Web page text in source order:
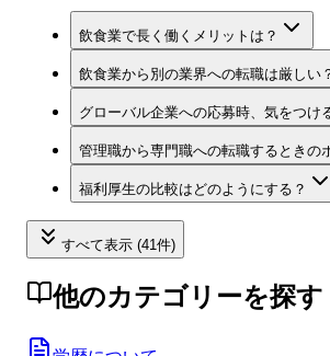
飲食業で長く働くメリットは？
飲食業から別の業界への転職は厳しい
グローバル企業への応募時、気をつけ
管理職から専門職への転職するときの
福利厚生の比較はどのようにする？
すべて表示 (41件)
他のカテゴリーを探す